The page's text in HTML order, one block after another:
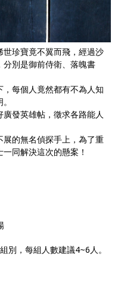
珍寶竟不翼而飛，經過沙
別是御前侍衛、落魄書
每個人竟然都有不為人知
發英雄帖，徵求各路能人
的無名偵探手上，為了重
同解決這次的懸案！
別，每組人數建議4~6人。